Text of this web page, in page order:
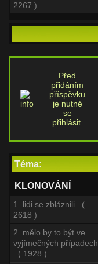
2267 )
Před
přidáním
příspěvku
je nutné
se
přihlásit.
Téma:
KLONOVÁNÍ
1. lidi se zbláznili (
2618 )
2. mělo by to být ve
vyjímečných případech
( 1928 )